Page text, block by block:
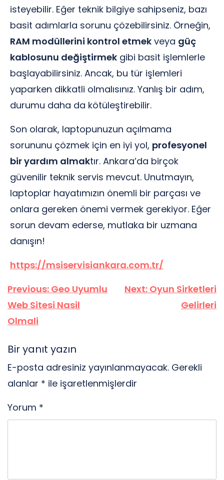
isteyebilir. Eğer teknik bilgiye sahipseniz, bazı
basit adımlarla sorunu çözebilirsiniz. Örneğin,
RAM modüllerini kontrol etmek veya güç
kablosunu değiştirmek gibi basit işlemlerle
başlayabilirsiniz. Ancak, bu tür işlemleri
yaparken dikkatli olmalısınız. Yanlış bir adım,
durumu daha da kötüleştirebilir.
Son olarak, laptopunuzun açılmama
sorununu çözmek için en iyi yol, profesyonel
bir yardım almaktır. Ankara’da birçok
güvenilir teknik servis mevcut. Unutmayın,
laptoplar hayatımızın önemli bir parçası ve
onlara gereken önemi vermek gerekiyor. Eğer
sorun devam ederse, mutlaka bir uzmana
danışın!
https://msiservisiankara.com.tr/
Yazı
gezinmesi
Previous: Geo Uyumlu
Web Sitesi Nasil
Olmali
Next: Oyun Sirketleri
Gelirleri
Bir yanıt yazın
E-posta adresiniz yayınlanmayacak. Gerekli
alanlar * ile işaretlenmişlerdir
Yorum *